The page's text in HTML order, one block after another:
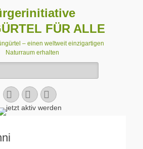
FÜR ALLE
– einen weltweit einzigartigen
Naturraum erhalten
Facebook
E-
Mail
Instagram